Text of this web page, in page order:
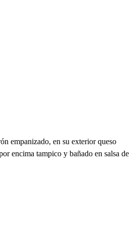
empanizado, en su exterior queso
encima tampico y bañado en salsa de